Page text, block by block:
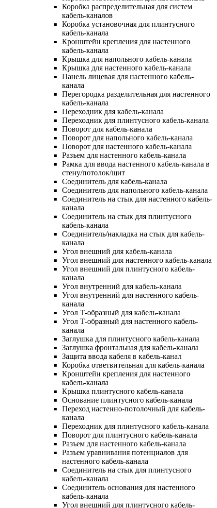
Коробка распределительная для систем
кабель-каналов
Коробка установочная для плинтусного
кабель-канала
Кронштейн крепления для настенного
кабель-канала
Крышка для напольного кабель-канала
Крышка для настенного кабель-канала
Панель лицевая для настенного кабель-
канала
Перегородка разделительная для настенного
кабель-канала
Переходник для кабель-канала
Переходник для плинтусного кабель-канала
Поворот для кабель-канала
Поворот для напольного кабель-канала
Поворот для настенного кабель-канала
Разъем для настенного кабель-канала
Рамка для ввода настенного кабель-канала в
стену/потолок/щит
Соединитель для кабель-канала
Соединитель для напольного кабель-канала
Соединитель на стык для настенного кабель-
канала
Соединитель на стык для плинтусного
кабель-канала
Соединитель/накладка на стык для кабель-
канала
Угол внешний для кабель-канала
Угол внешний для настенного кабель-канала
Угол внешний для плинтусного кабель-
канала
Угол внутренний для кабель-канала
Угол внутренний для настенного кабель-
канала
Угол Т-образный для кабель-канала
Угол Т-образный для настенного кабель-
канала
Заглушка для плинтусного кабель-канала
Заглушка фронтальная для кабель-канала
Защита ввода кабеля в кабель-канал
Коробка ответвительная для кабель-канала
Кронштейн крепления для настенного
кабель-канала
Крышка плинтусного кабель-канала
Основание плинтусного кабель-канала
Переход настенно-потолочный для кабель-
канала
Переходник для плинтусного кабель-канала
Поворот для плинтусного кабель-канала
Разъем для настенного кабель-канала
Разъем уравнивания потенциалов для
настенного кабель-канала
Соединитель на стык для плинтусного
кабель-канала
Соединитель основания для настенного
кабель-канала
Угол внешний для плинтусного кабель-